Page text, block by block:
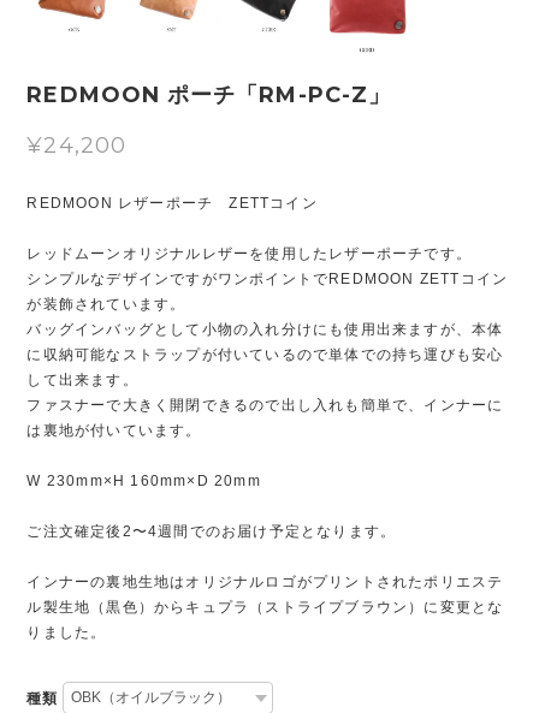
REDMOON ポーチ「RM-PC-Z」
¥24,200
REDMOON レザーポーチ ZETTコイン
レッドムーンオリジナルレザーを使用したレザーポーチです。
シンプルなデザインですがワンポイントでREDMOON ZETTコイン
が装飾されています。
バッグインバッグとして小物の入れ分けにも使用出来ますが、本体
に収納可能なストラップが付いているので単体での持ち運びも安心
して出来ます。
ファスナーで大きく開閉できるので出し入れも簡単で、インナーに
は裏地が付いています。
W 230mm×H 160mm×D 20mm
ご注文確定後2〜4週間でのお届け予定となります。
インナーの裏地生地はオリジナルロゴがプリントされたポリエステ
ル製生地（黒色）からキュプラ（ストライプブラウン）に変更とな
りました。
種類